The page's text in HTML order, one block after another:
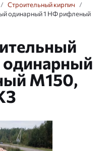
/ Строительный кирпич
/
одинарный 1 НФ рифленый
М150,